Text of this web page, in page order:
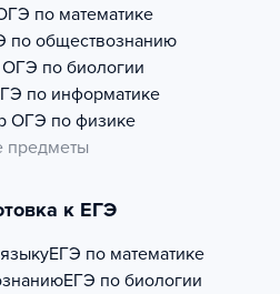
по математике
по обществознанию
ОГЭ по биологии
по информатике
ОГЭ по физике
предметы
к ЕГЭ
ЕГЭ по математике
ЕГЭ по биологии